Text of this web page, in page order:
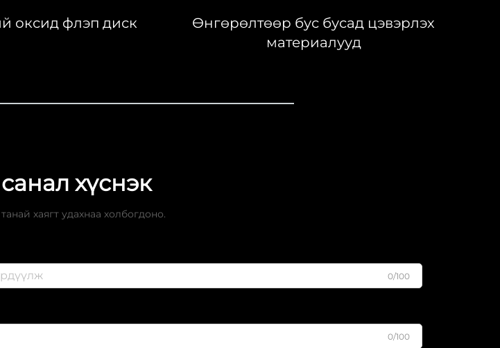
оксид флэп диск
Өнгөрөлтөөр бус бусад цэвэрлэх
материалууд
хүснэк
хаягт удахнаа холбогдоно.
0/100
0/100